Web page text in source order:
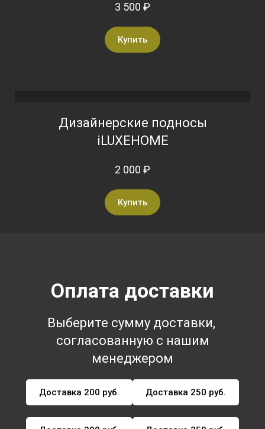
3 500 ₽
Купить
Дизайнерские подносы
iLUXEHOME
2 000 ₽
Купить
Оплата доставки
Выберите сумму доставки,
согласованную с нашим
менеджером
Доставка 200 руб. Доставка 250 руб.